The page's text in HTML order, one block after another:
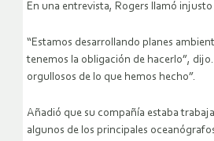
En una entrevista, Rogers llamó injusto
“Estamos desarrollando planes
tenemos la obligación de hacerlo”,
orgullosos de lo que hemos hecho”.
Añadió que su compañía estaba
algunos de los principales